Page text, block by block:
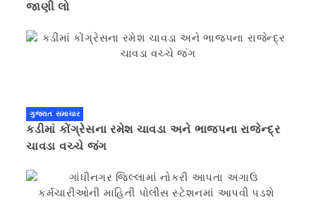
જાણી લો
ગુજરાત સમાચાર
કડીમાં કોંગ્રેસના રમેશ ચાવડા અને ભાજપના રાજેન્દ્ર
ચાવડા વચ્ચે જંગ